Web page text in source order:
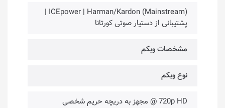
(Mainstream) ICEpower | Harman/Kardon |
پشتیبانی از دستیار صوتی کورتانا
مشخصات وبکم
نوع وبکم
720p HD @ مجهز به دریچه حریم شخصی